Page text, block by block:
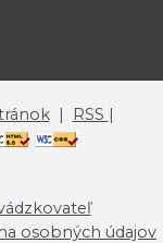
| RSS |
osobných údajov